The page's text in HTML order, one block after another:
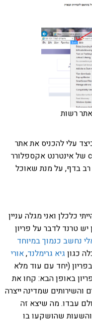
רשות
עלי להכניס את אתר
רשות המיסים אל רשימת ה-compatibility של אינטרנט אקספלורר
רב בדף, על מנת שאוכל
כלכלן ואני מגלה עניין
טרנד לדבר על פריון
נחשב כנמוך במיוחד
כגון גיא גרימלנד,אורי
(יחד עם עוד מלא
באופן הבא: קחו את
והשירותים שמדינה ייצרה
עבדו. מה שיצא זה
והשעות שהושקעו בו